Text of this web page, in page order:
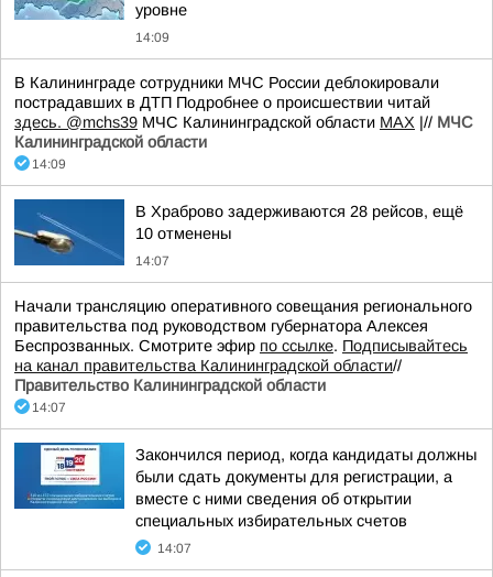
уровне
14:09
В Калининграде сотрудники МЧС России деблокировали
пострадавших в ДТП Подробнее о происшествии читай
здесь. @mchs39 МЧС Калининградской области MAX |// МЧС
Калининградской области
14:09
В Храброво задерживаются 28 рейсов, ещё
10 отменены
14:07
Начали трансляцию оперативного совещания регионального
правительства под руководством губернатора Алексея
Беспрозванных. Смотрите эфир по ссылке. Подписывайтесь
на канал правительства Калининградской области//
Правительство Калининградской области
14:07
Закончился период, когда кандидаты должны
были сдать документы для регистрации, а
вместе с ними сведения об открытии
специальных избирательных счетов
14:07